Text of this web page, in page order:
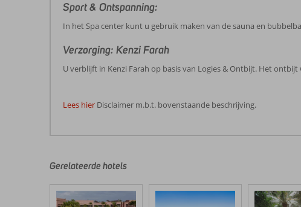
Sport & Ontspanning:
In het Spa center kunt u gebruik maken van de sauna en
Verzorging: Kenzi Farah
U verblijft in Kenzi Farah op basis van Logies & Ontbijt. Het
Lees hier Disclaimer m.b.t. bovenstaande beschrijving.
door
klanten
geschreven
Gerelateerde hotels